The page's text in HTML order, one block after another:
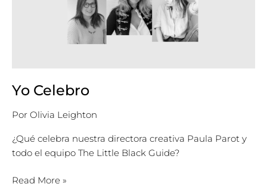
Yo Celebro
Por Olivia Leighton
¿Qué celebra nuestra directora creativa Paula Parot y
todo el equipo The Little Black Guide?
Read More »